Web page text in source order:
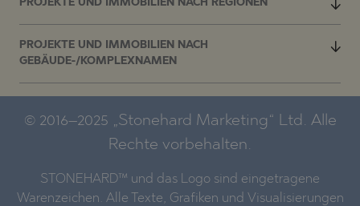
PROJEKTE UND IMMOBILIEN NACH REGIONEN
PROJEKTE UND IMMOBILIEN NACH
GEBÄUDE-/KOMPLEXNAMEN
© 2016–2025 „Stonehard Marketing“ Ltd. Alle
Rechte vorbehalten.
STONEHARD™ und das Logo sind eingetragene
Warenzeichen. Alle Texte, Grafiken und Visualisierungen